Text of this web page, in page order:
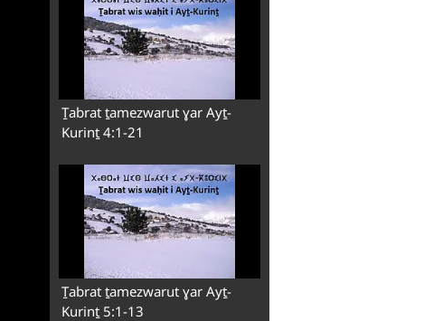
Ṯabrat ṯamezwarut ɣar Ayṯ-
Kurinṯ 4:1-21
Ṯabrat ṯamezwarut ɣar Ayṯ-
Kurinṯ 5:1-13